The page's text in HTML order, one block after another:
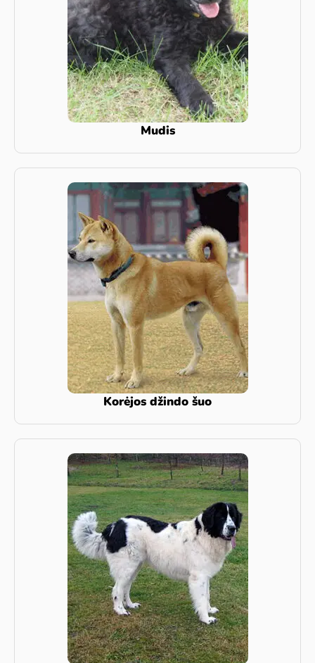
Mudis
Korėjos džindo šuo